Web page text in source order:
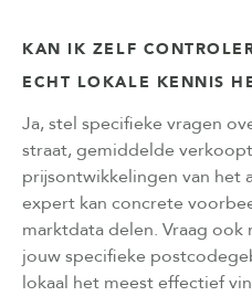
KAN IK ZELF
ECHT LOKALE KENNIS
Ja, stel specifieke vragen
straat, gemiddelde
prijsontwikkelingen van het
expert kan concrete
marktdata delen. Vraag
jouw specifieke
lokaal het meest effectief